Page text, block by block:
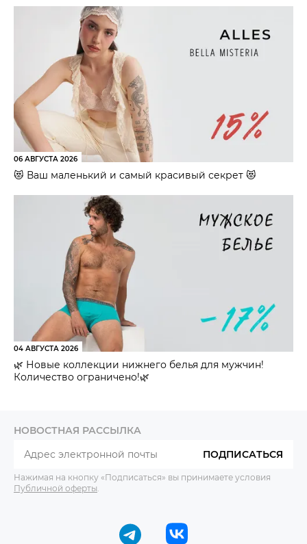
06 АВГУСТА 2026
😻 Ваш маленький и самый красивый секрет 😻
04 АВГУСТА 2026
🌿 Новые коллекции нижнего белья для мужчин!
Количество ограничено!🌿
НОВОСТНАЯ РАССЫЛКА
ПОДПИСАТЬСЯ
Нажимая на кнопку «Подписаться» вы принимаете условия
Публичной оферты